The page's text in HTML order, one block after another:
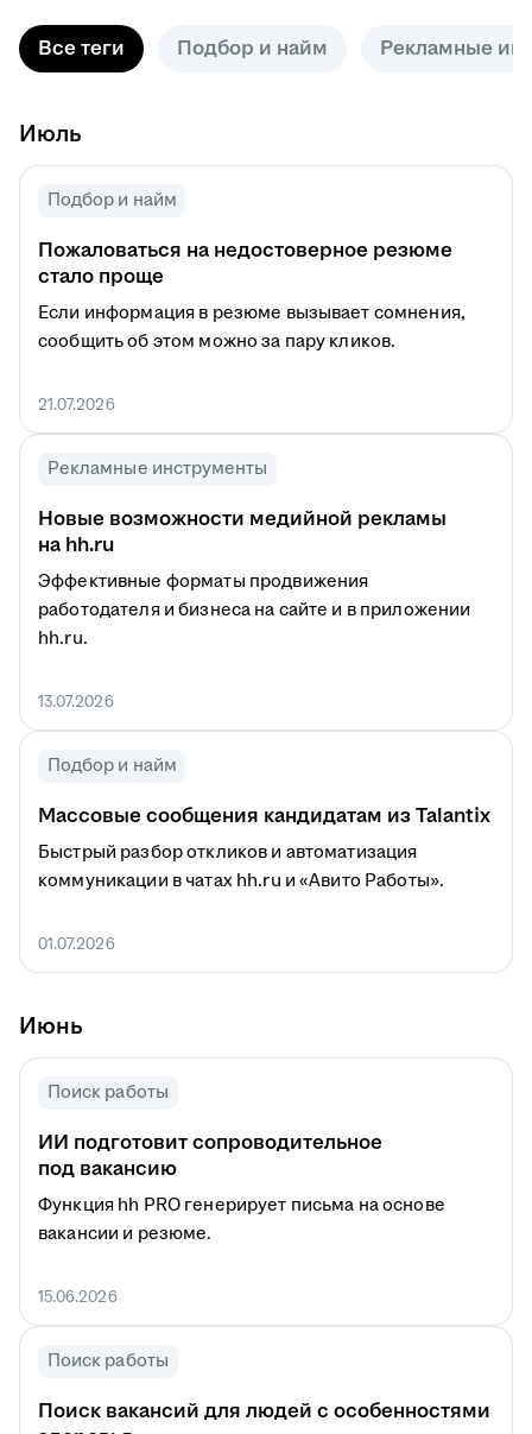
Все теги Подбор и найм Рекламные
Июль
Подбор и найм
Пожаловаться на недостоверное резюме
стало проще
Если информация в резюме вызывает сомнения,
сообщить об этом можно за пару кликов.
21.07.2026
Рекламные инструменты
Новые возможности медийной рекламы
на hh.ru
Эффективные форматы продвижения
работодателя и бизнеса на сайте и в приложении
hh.ru.
13.07.2026
Подбор и найм
Массовые сообщения кандидатам из Talantix
Быстрый разбор откликов и автоматизация
коммуникации в чатах hh.ru и «Авито Работы».
01.07.2026
Июнь
Поиск работы
ИИ подготовит сопроводительное
под вакансию
Функция hh PRO генерирует письма на основе
вакансии и резюме.
15.06.2026
Поиск работы
Поиск вакансий для людей с особенностями